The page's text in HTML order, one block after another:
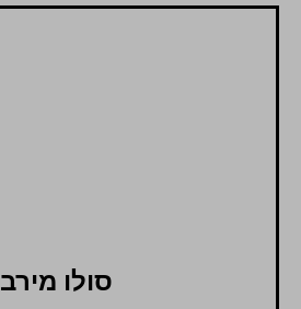
סולו מירב